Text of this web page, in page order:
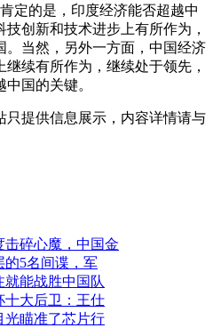
定的是，印度经济能否超越中
创新和技术进步上有所作为，
。当然，另外一方面，中国经济
续有所作为，继续处于领先，
国的关键。
只提供信息展示，内容详情请与
碎心魔，中国金
的5名间谍，军
能战胜中国队
十大后卫：王仕
光瞄准了芯片行